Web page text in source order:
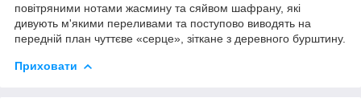
повітряними нотами жасмину та сяйвом шафрану, які
дивують м'якими переливами та поступово виводять на
передній план чуттєве «серце», зіткане з деревного бурштину.
Приховати